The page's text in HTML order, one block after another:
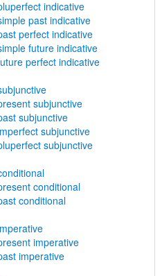
indicative
past indicative
perfect indicative
future indicative
perfect indicative
subjunctive
subjunctive
subjunctive
subjunctive
conditional
conditional
imperative
imperative